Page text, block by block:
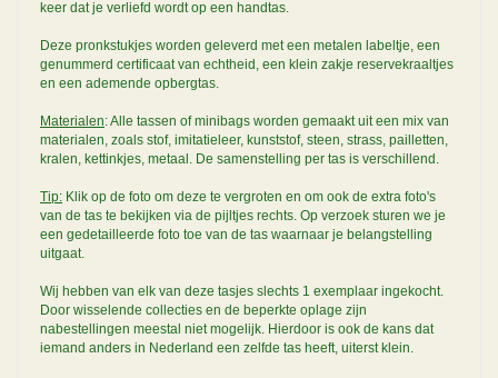
keer dat je verliefd wordt op een handtas.
Deze pronkstukjes worden geleverd met een metalen labeltje, een
genummerd certificaat van echtheid, een klein zakje reservekraaltjes
en een ademende opbergtas.
Materialen: Alle tassen of minibags worden gemaakt uit een mix van
materialen, zoals stof, imitatieleer, kunststof, steen, strass, pailletten,
kralen, kettinkjes, metaal. De samenstelling per tas is verschillend.
Tip: Klik op de foto om deze te vergroten en om ook de extra foto's
van de tas te bekijken via de pijltjes rechts. Op verzoek sturen we je
een gedetailleerde foto toe van de tas waarnaar je belangstelling
uitgaat.
Wij hebben van elk van deze tasjes slechts 1 exemplaar ingekocht.
Door wisselende collecties en de beperkte oplage zijn
nabestellingen meestal niet mogelijk. Hierdoor is ook de kans dat
iemand anders in Nederland een zelfde tas heeft, uiterst klein.